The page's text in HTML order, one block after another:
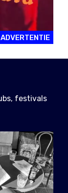
ADVERTENTIE
festivals